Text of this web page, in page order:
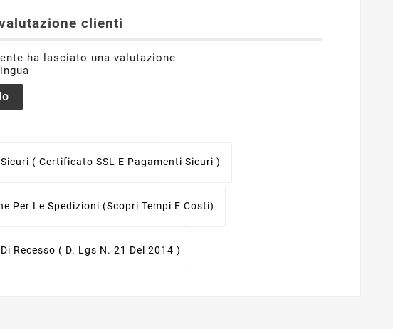
clienti
ha lasciato una valutazione
( Certificato SSL E Pagamenti Sicuri )
Per Le Spedizioni (scopri Tempi E Costi)
Recesso ( D. Lgs N. 21 Del 2014 )